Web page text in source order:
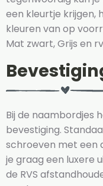
een kleurtje krijgen,
kleuren van op
Mat zwart, Grijs en
Bij de naambordjes
bevestiging.
schroeven met een
je graag een luxere
de RVS